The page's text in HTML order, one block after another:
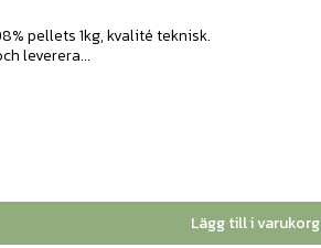
pellets 1kg, kvalité teknisk.
leverera...
Lägg till i varukorg